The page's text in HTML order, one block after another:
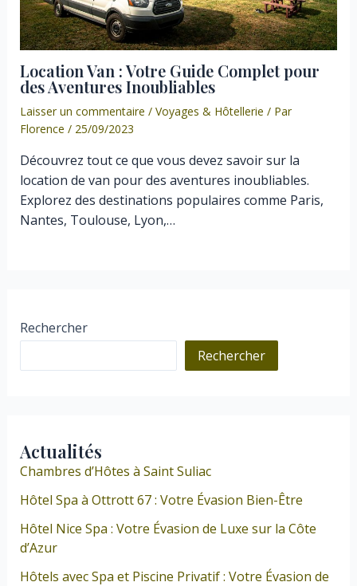
Location Van : Votre Guide Complet pour
des Aventures Inoubliables
Laisser un commentaire / Voyages & Hôtellerie / Par
Florence / 25/09/2023
Découvrez tout ce que vous devez savoir sur la
location de van pour des aventures inoubliables.
Explorez des destinations populaires comme Paris,
Nantes, Toulouse, Lyon,…
Rechercher
Rechercher
Actualités
Chambres d’Hôtes à Saint Suliac
Hôtel Spa à Ottrott 67 : Votre Évasion Bien-Être
Hôtel Nice Spa : Votre Évasion de Luxe sur la Côte
d’Azur
Hôtels avec Spa et Piscine Privatif : Votre Évasion de